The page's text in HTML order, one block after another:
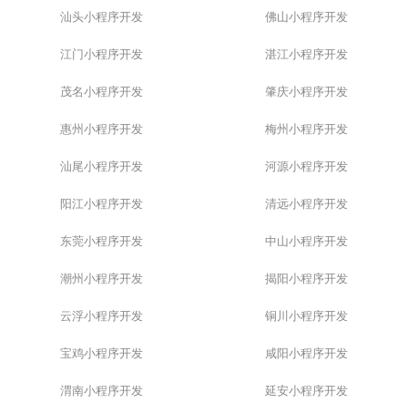
汕头小程序开发 佛山小程序开发
江门小程序开发 湛江小程序开发
茂名小程序开发 肇庆小程序开发
惠州小程序开发 梅州小程序开发
汕尾小程序开发 河源小程序开发
阳江小程序开发 清远小程序开发
东莞小程序开发 中山小程序开发
潮州小程序开发 揭阳小程序开发
云浮小程序开发 铜川小程序开发
宝鸡小程序开发 咸阳小程序开发
渭南小程序开发 延安小程序开发